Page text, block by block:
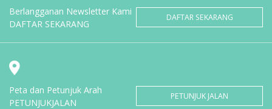
Berlangganan Newsletter Kami
DAFTAR SEKARANG
DAFTAR SEKARANG
Peta dan Petunjuk Arah
PETUNJUKJALAN
PETUNJUK JALAN